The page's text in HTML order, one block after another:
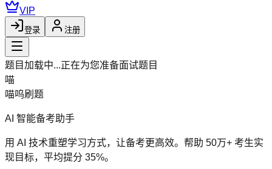
VIP
登录 注册
题目加载中...正在为您准备面试题目
喵
喵呜刷题
AI 智能备考助手
用 AI 技术重塑学习方式，让备考更高效。帮助 50万+ 考生实
现目标，平均提分 35%。